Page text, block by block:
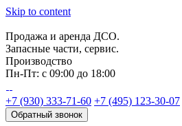
Skip to content
Продажа и аренда ДСО.
Запасные части, сервис.
Производство
Пн-Пт: с 09:00 до 18:00
+7 (930) 333-71-60 +7 (495) 123-30-07
Обратный звонок